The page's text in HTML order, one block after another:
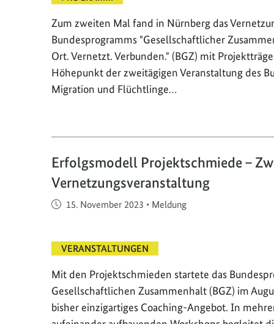
Zum zweiten Mal fand in Nürnberg das
Bundesprogramms "Gesellschaftlicher
Ort. Vernetzt. Verbunden." (BGZ) mit
Höhepunkt der zweitägigen Veranstaltung des
Migration und Flüchtlinge…
Erfolgsmodell Projektschmiede –
Vernetzungsveranstaltung
Veröffentlicht am
15. November 2023 • Meldung
VERANSTALTUNGEN
Mit den Projektschmieden startete das
Gesellschaftlichen Zusammenhalt (BGZ) im
bisher einzigartiges Coaching-Angebot. In